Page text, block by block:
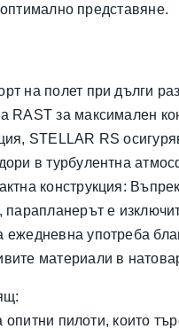
представяне.
на полет при дълги
RAST за максимален
STELLAR RS
в турбулентна
конструкция:
парапланерът е
ежедневна употреба
материали в
пилоти, които